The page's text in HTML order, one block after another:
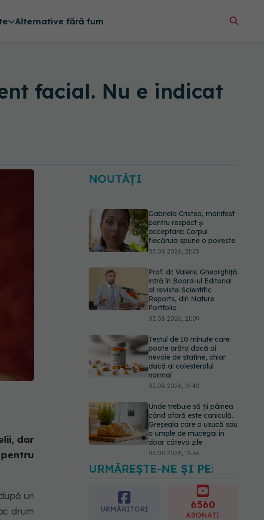
Alternative fără fum
facial. Nu e indicat
dar
un
drum
NOUTĂȚI
Gabriela Cristea, manifest
pentru respect și
acceptare: Corpul
fiecăruia spune o poveste
05.08.2026, 21:23
Prof. dr. Valeriu Gheorghiță
intră în Board-ul Editorial
al revistei Scientific
Reports, din Nature
Portfolio
05.08.2026, 21:09
Testul de 10 minute care
poate arăta dacă ai
nevoie de statine, chiar
dacă ai colesterolul
normal
05.08.2026, 19:42
Unde trebuie să ții pâinea
când afară este caniculă.
Greșeala care o usucă sau
o umple de mucegai în
doar câteva zile
05.08.2026, 18:33
Adevărul despre
tratamentul cu doze mari
de Vitamina D în cancerul
06.08.2026, 08:06
URMĂREȘTE-NE ȘI PE:
URMĂRITORI 6560
ABONAȚI